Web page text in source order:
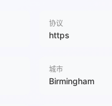
协议
https
城市
Birmingham